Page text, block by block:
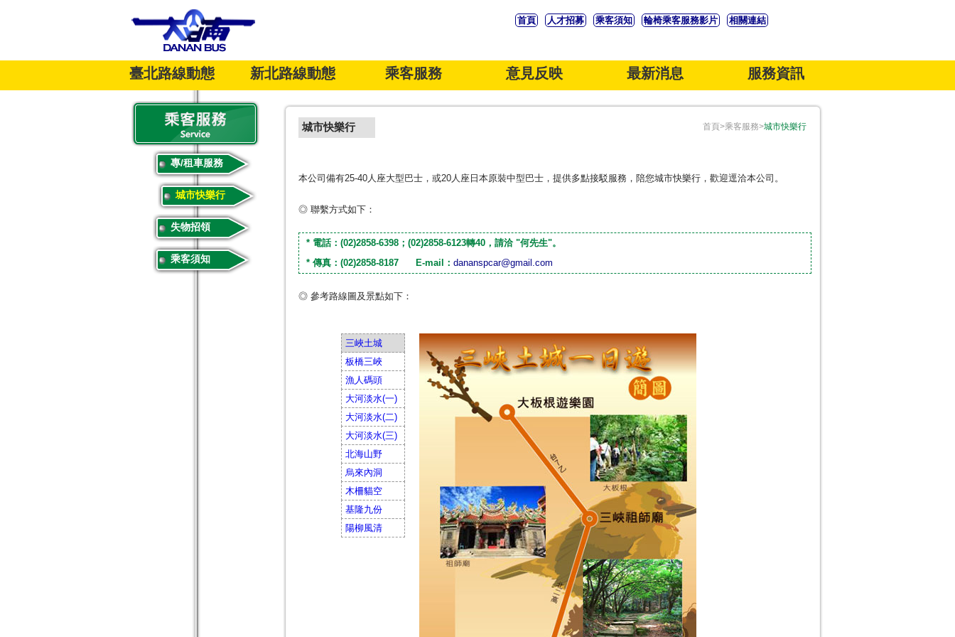
首頁 人才招募 乘客須知 輪椅乘客服務影片 相關連結
臺北路線動態 新北路線動態 乘客服務 意見反映 最新消息 服務資訊
臺北市公車 營運路線新北市公車 營運路線
失物招領 乘客須知 特殊乘客服務 逃生設備操作
客服中心 問卷填寫 重要公告
專/租車服務 城市快樂行 關於大南 榮耀大南
專/租車服務
城市快樂行
失物招領
乘客須知
城市快樂行 首頁>乘客服務>城市快樂行
本公司備有25-40人座大型巴士，或20人座日本原裝中型巴士，提供多點接駁服務，陪您城市快樂行，歡迎逕洽本公司。
◎ 聯繫方式如下：
* 電話：(02)2858-6398；(02)2858-6123轉40，請洽 "何先生"。
* 傳真：(02)2858-8187 E-mail： dananspcar@gmail.com
◎ 參考路線圖及景點如下：